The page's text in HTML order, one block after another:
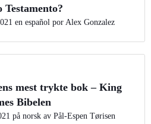
Testamento?
en español por Alex Gonzalez
mest trykte bok – King
Bibelen
på norsk av Pål-Espen Tørisen